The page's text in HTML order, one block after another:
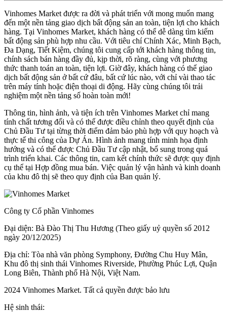
Vinhomes Market được ra đời và phát triển với mong muốn mang
đến một nền tảng giao dịch bất động sản an toàn, tiện lợi cho khách
hàng. Tại Vinhomes Market, khách hàng có thể dễ dàng tìm kiếm
bất động sản phù hợp nhu cầu. Với tiêu chí Chính Xác, Minh Bạch,
Đa Dạng, Tiết Kiệm, chúng tôi cung cấp tới khách hàng thông tin,
chính sách bán hàng đầy đủ, kịp thời, rõ ràng, cùng với phương
thức thanh toán an toàn, tiện lợi. Giờ đây, khách hàng có thể giao
dịch bất động sản ở bất cứ đâu, bất cứ lúc nào, với chỉ vài thao tác
trên máy tính hoặc điện thoại di động. Hãy cùng chúng tôi trải
nghiệm một nền tảng số hoàn toàn mới!
Thông tin, hình ảnh, và tiện ích trên Vinhomes Market chỉ mang
tính chất tương đối và có thể được điều chỉnh theo quyết định của
Chủ Đầu Tư tại từng thời điểm đảm bảo phù hợp với quy hoạch và
thực tế thi công của Dự Án. Hình ảnh mang tính minh họa định
hướng và có thể được Chủ Đầu Tư cập nhật, bổ sung trong quá
trình triển khai. Các thông tin, cam kết chính thức sẽ được quy định
cụ thể tại Hợp đồng mua bán. Việc quản lý vận hành và kinh doanh
của khu đô thị sẽ theo quy định của Ban quản lý.
Công ty Cổ phần Vinhomes
Đại diện: Bà Đào Thị Thu Hương (Theo giấy uỷ quyền số 2012
ngày 20/12/2025)
Địa chỉ: Tòa nhà văn phòng Symphony, Đường Chu Huy Mân,
Khu đô thị sinh thái Vinhomes Riverside, Phường Phúc Lợi, Quận
Long Biên, Thành phố Hà Nội, Việt Nam.
2024 Vinhomes Market. Tất cả quyền được bảo lưu
Hệ sinh thái: